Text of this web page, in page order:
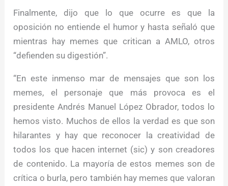
Finalmente, dijo que lo que ocurre es que la
oposición no entiende el humor y hasta señaló que
mientras hay memes que critican a AMLO, otros
“defienden su digestión”.
“En este inmenso mar de mensajes que son los
memes, el personaje que más provoca es el
presidente Andrés Manuel López Obrador, todos lo
hemos visto. Muchos de ellos la verdad es que son
hilarantes y hay que reconocer la creatividad de
todos los que hacen internet (sic) y son creadores
de contenido. La mayoría de estos memes son de
crítica o burla, pero también hay memes que valoran